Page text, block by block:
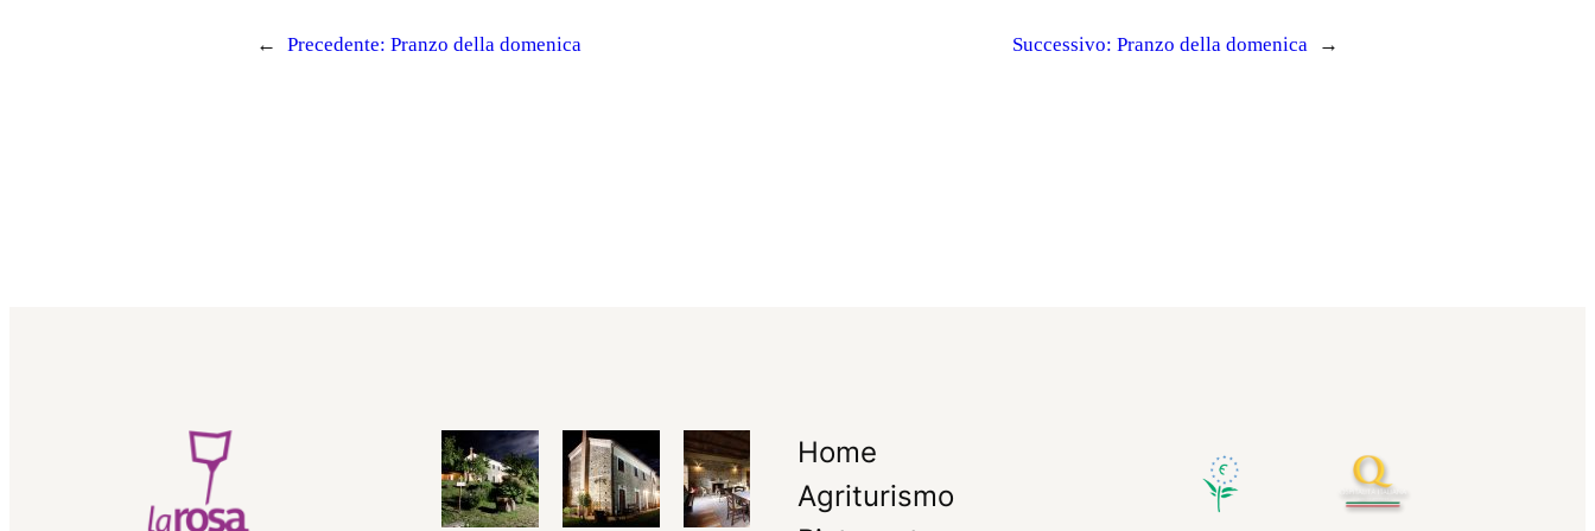
← Precedente: Pranzo della domenica Successivo: Pranzo della domenica →
Home
Agriturismo